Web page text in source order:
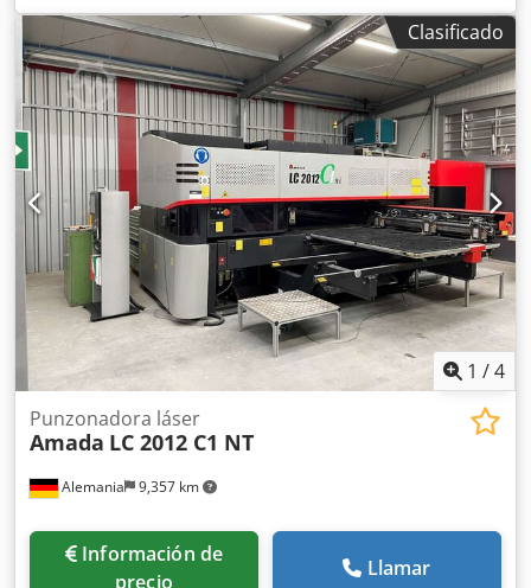
año 2009 especificaciones: PRENSA PLEGADORA
HIDRÁULICA CNC DE 7 EJES CAPACIDAD: 50 TONELADAS
CONTROL: OP 2000 CNC NÚMERO DE EJES: SIETE: X1, X2,
Y1, Y2, R1, Z1 y Z2 LONGITUD DE PLEGADO: 2000 mm
ALTURA ABIERTA: 470 LONGITUD DE CARRERA: 200
PROFUNDIDAD DE GARGANTA: 420 POTENCIA DEL MOTOR:
7,5 KW VELOCIDAD DE ACERCAMIENTO: 100 VELOCIDAD DE
PLEGADO: 10 Dcsdpfxozn Afve Ai Nok VELOCIDAD DE
RETORNO: 100 NÚMERO DE SERIE: V090090 PROTECCIÓN:
ERWIN SICK ELECTRÓNICA, MONTADA EN LA MÁQUINA
LATERAL: CERCA INTERBLOQUEADA TRASERA:
INTERBLOQUEADA año: 2009 precio: consultar
Clasificado
1 /4
Alemania 9,357 km
Punzonadora láser
Amada LC 2012 C1 NT
Información de
precio
Llamar